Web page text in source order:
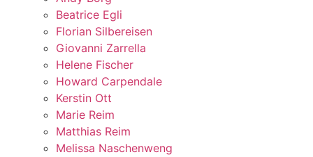
Beatrice Egli
Florian Silbereisen
Giovanni Zarrella
Helene Fischer
Howard Carpendale
Kerstin Ott
Marie Reim
Matthias Reim
Melissa Naschenweng